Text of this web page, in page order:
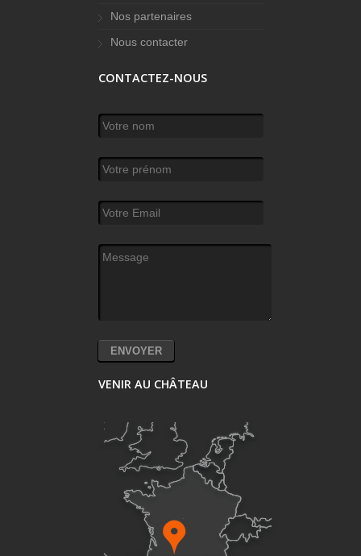
Nos partenaires
Nous contacter
CONTACTEZ-NOUS
Votre nom
Votre prénom
Votre Email
Message
VENIR AU CHÂTEAU